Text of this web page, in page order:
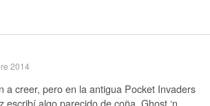
2014
a creer, pero en la antigua Pocket Invaders
escribí algo parecido de coña. Ghost ‘n